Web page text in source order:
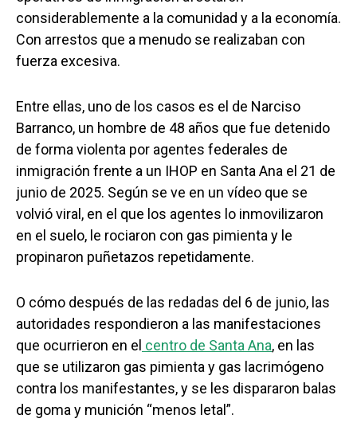
considerablemente a la comunidad y a la economía.
Con arrestos que a menudo se realizaban con
fuerza excesiva.
Entre ellas, uno de los casos es el de Narciso
Barranco, un hombre de 48 años que fue detenido
de forma violenta por agentes federales de
inmigración frente a un IHOP en Santa Ana el 21 de
junio de 2025. Según se ve en un vídeo que se
volvió viral, en el que los agentes lo inmovilizaron
en el suelo, le rociaron con gas pimienta y le
propinaron puñetazos repetidamente.
O cómo después de las redadas del 6 de junio, las
autoridades respondieron a las manifestaciones
que ocurrieron en el centro de Santa Ana, en las
que se utilizaron gas pimienta y gas lacrimógeno
contra los manifestantes, y se les dispararon balas
de goma y munición “menos letal”.